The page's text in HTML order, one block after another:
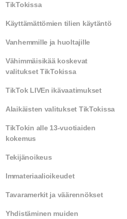
TikTokissa
Käyttämättömien tilien käytäntö
Vanhemmille ja huoltajille
Vähimmäisikää koskevat
valitukset TikTokissa
TikTok LIVEn ikävaatimukset
Alaikäisten valitukset TikTokissa
TikTokin alle 13-vuotiaiden
kokemus
Tekijänoikeus
Immateriaalioikeudet
Tavaramerkit ja väärennökset
Yhdistäminen muiden